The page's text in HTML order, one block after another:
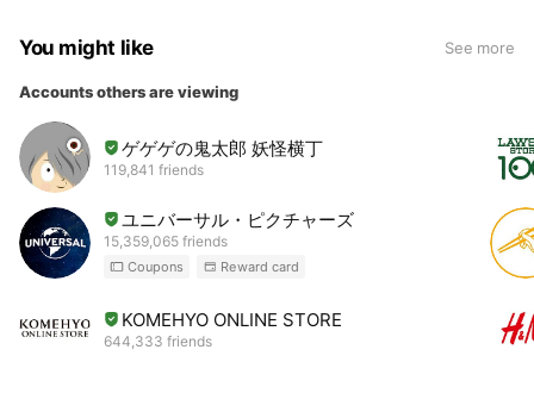
You might like See more
Accounts others are viewing
ゲゲゲの鬼太郎 妖怪横丁
119,841 friends
ユニバーサル・ピクチャーズ
15,359,065 friends
Coupons Reward card
KOMEHYO ONLINE STORE
644,333 friends